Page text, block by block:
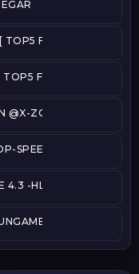
TOP5 FREE ADMIN +
TOP5 FREE ADMIN +
@X-ZONE
SPEEDRUN] [TOP15,
4.3 -HLPLAYER.COM
(25:28)